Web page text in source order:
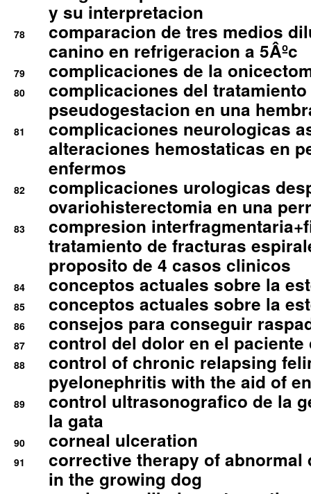
y su interpretacion
78
comparacion de tres medios
canino en refrigeracion a 5Âºc
79 complicaciones de la
80
complicaciones del
pseudogestacion en una
81
complicaciones neurologicas
alteraciones hemostaticas en
enfermos
82
complicaciones urologicas
ovariohisterectomia en una
83
compresion
tratamiento de fracturas
proposito de 4 casos clinicos
84 conceptos actuales sobre la
85 conceptos actuales sobre la
86 consejos para conseguir
87 control del dolor en el
88
control of chronic relapsing
pyelonephritis with the aid of
89
control ultrasonografico de la
la gata
90 corneal ulceration
91
corrective therapy of abnormal
in the growing dog